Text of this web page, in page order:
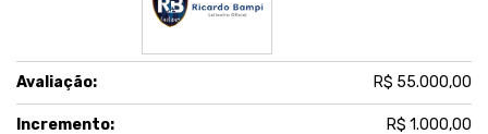
Avaliação: R$ 55.000,00
Incremento: R$ 1.000,00